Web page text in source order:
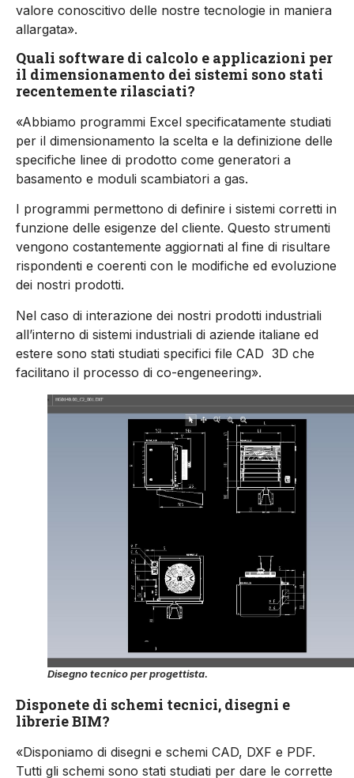
valore conoscitivo delle nostre tecnologie in maniera
allargata».
Quali software di calcolo e applicazioni per
il dimensionamento dei sistemi sono stati
recentemente rilasciati?
«Abbiamo programmi Excel specificatamente studiati
per il dimensionamento la scelta e la definizione delle
specifiche linee di prodotto come generatori a
basamento e moduli scambiatori a gas.
I programmi permettono di definire i sistemi corretti in
funzione delle esigenze del cliente. Questo strumenti
vengono costantemente aggiornati al fine di risultare
rispondenti e coerenti con le modifiche ed evoluzione
dei nostri prodotti.
Nel caso di interazione dei nostri prodotti industriali
all’interno di sistemi industriali di aziende italiane ed
estere sono stati studiati specifici file CAD 3D che
facilitano il processo di co-engeneering».
Disegno tecnico per progettista.
Disponete di schemi tecnici, disegni e
librerie BIM?
«Disponiamo di disegni e schemi CAD, DXF e PDF.
Tutti gli schemi sono stati studiati per dare le corrette